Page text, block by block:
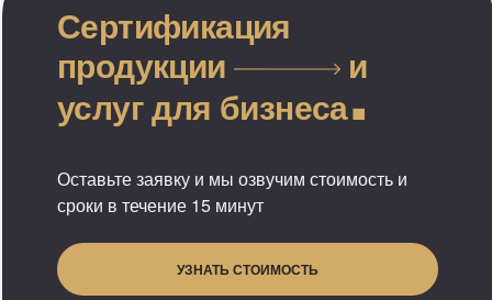
Сертификация
продукции
и
услуг для бизнеса.
Оставьте заявку и мы озвучим стоимость и
сроки в течение 15 минут